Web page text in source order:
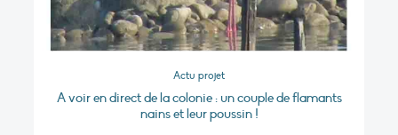
Actu projet
A voir en direct de la colonie : un couple de flamants
nains et leur poussin !